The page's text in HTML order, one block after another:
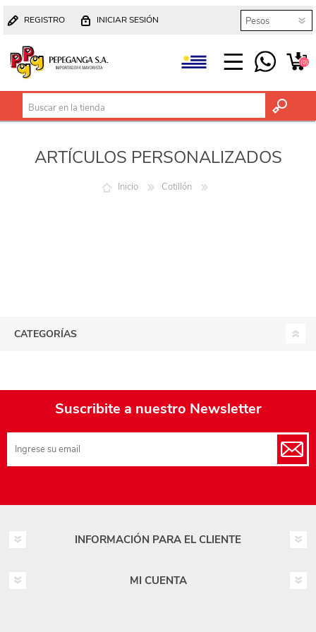
REGISTRO INICIAR SESIÓN
(0)
ARTÍCULOS PERSONALIZADOS
Inicio Cotillón
CATEGORÍAS
Suscribite a nuestro Newsletter
INFORMACIÓN PARA EL CLIENTE
MI CUENTA